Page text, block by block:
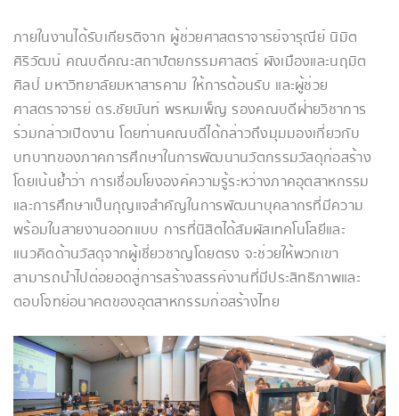
ภายในงานได้รับเกียรติจาก ผู้ช่วยศาสตราจารย์จารุณีย์ นิมิต
ศิริวัฒน์ คณบดีคณะสถาปัตยกรรมศาสตร์ ผังเมืองและนฤมิต
ศิลป์ มหาวิทยาลัยมหาสารคาม ให้การต้อนรับ และผู้ช่วย
ศาสตราจารย์ ดร.ชัยนันท์ พรหมเพ็ญ รองคณบดีฝ่ายวิชาการ
ร่วมกล่าวเปิดงาน โดยท่านคณบดีได้กล่าวถึงมุมมองเกี่ยวกับ
บทบาทของภาคการศึกษาในการพัฒนานวัตกรรมวัสดุก่อสร้าง
โดยเน้นย้ำว่า การเชื่อมโยงองค์ความรู้ระหว่างภาคอุตสาหกรรม
และการศึกษาเป็นกุญแจสำคัญในการพัฒนาบุคลากรที่มีความ
พร้อมในสายงานออกแบบ การที่นิสิตได้สัมผัสเทคโนโลยีและ
แนวคิดด้านวัสดุจากผู้เชี่ยวชาญโดยตรง จะช่วยให้พวกเขา
สามารถนำไปต่อยอดสู่การสร้างสรรค์งานที่มีประสิทธิภาพและ
ตอบโจทย์อนาคตของอุตสาหกรรมก่อสร้างไทย